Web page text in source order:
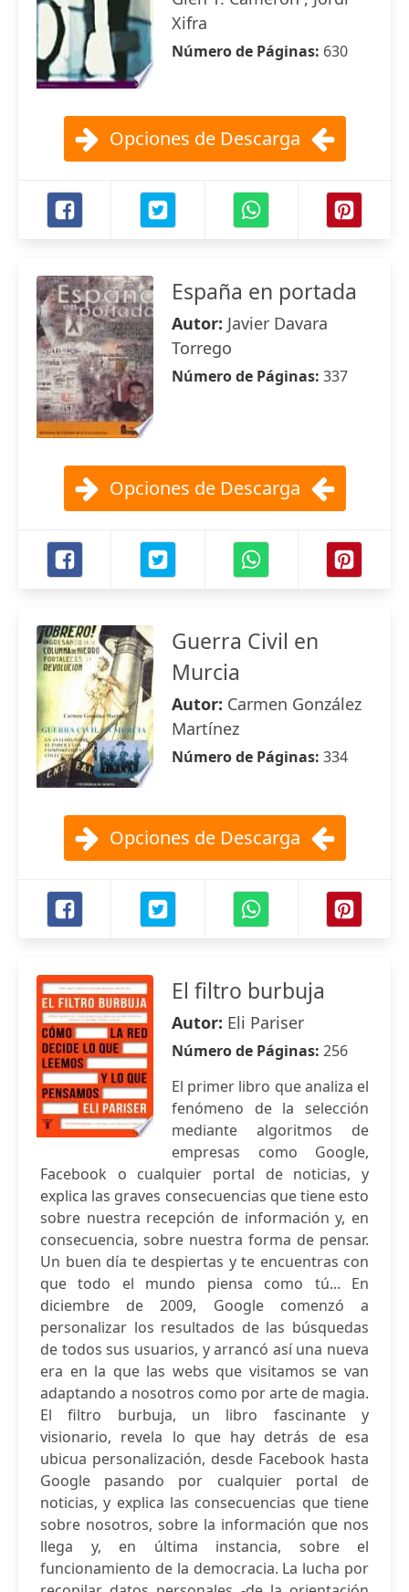
Xifra
Número de Páginas: 630
Opciones de Descarga
España en portada
Autor: Javier Davara
Torrego
Número de Páginas: 337
Opciones de Descarga
Guerra Civil en
Murcia
Autor: Carmen González
Martínez
Número de Páginas: 334
Opciones de Descarga
El filtro burbuja
Autor: Eli Pariser
Número de Páginas: 256
El primer libro que analiza el
fenómeno de la selección
mediante algoritmos de
empresas como Google,
Facebook o cualquier portal de noticias, y
explica las graves consecuencias que tiene esto
sobre nuestra recepción de información y, en
consecuencia, sobre nuestra forma de pensar.
Un buen día te despiertas y te encuentras con
que todo el mundo piensa como tú... En
diciembre de 2009, Google comenzó a
personalizar los resultados de las búsquedas
de todos sus usuarios, y arrancó así una nueva
era en la que las webs que visitamos se van
adaptando a nosotros como por arte de magia.
El filtro burbuja, un libro fascinante y
visionario, revela lo que hay detrás de esa
ubicua personalización, desde Facebook hasta
Google pasando por cualquier portal de
noticias, y explica las consecuencias que tiene
sobre nosotros, sobre la información que nos
llega y, en última instancia, sobre el
funcionamiento de la democracia. La lucha por